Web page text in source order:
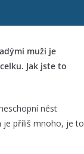
muži je
Jak jste to
nést
je příliš mnoho, je to